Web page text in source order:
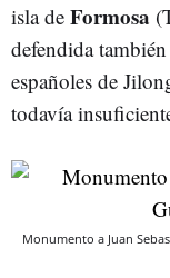
isla de Formosa
defendida
españoles de
todavía
Monumento a Juan